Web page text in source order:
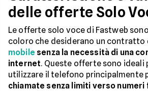
delle offerte Solo
Le offerte solo voce di Fastweb
coloro che desiderano un contratto
mobile senza la necessità di una
internet. Queste offerte sono ideali
utilizzare il telefono principalmente
chiamate senza limiti verso numeri